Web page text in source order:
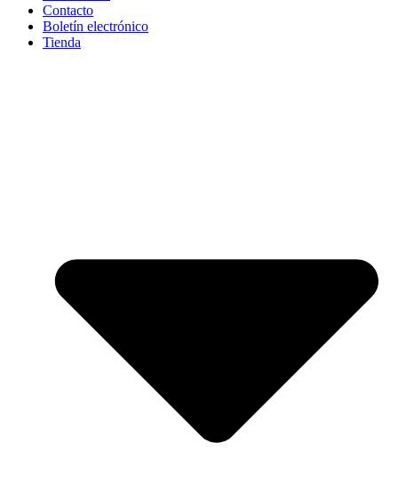
Contacto
Boletín electrónico
Tienda